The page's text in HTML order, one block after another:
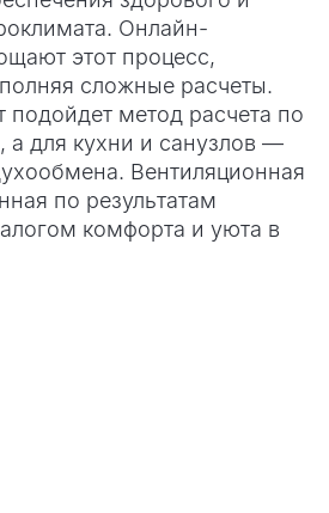
Онлайн-
этот процесс,
сложные расчеты.
метод расчета по
а для кухни и санузлов —
Вентиляционная
по результатам
комфорта и уюта в